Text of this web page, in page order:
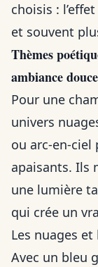
choisis :
et souvent
Thèmes
ambiance douce
Pour une
univers
ou arc-en-ciel
apaisants. Ils
une lumière
qui crée un
Les nuages
Avec un bleu